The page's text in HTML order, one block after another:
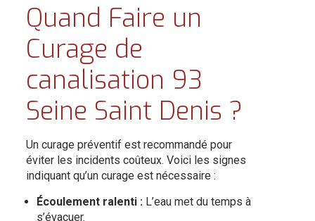
Quand Faire un
Curage de
canalisation 93
Seine Saint Denis ?
Un curage préventif est recommandé pour
éviter les incidents coûteux. Voici les signes
indiquant qu’un curage est nécessaire :
Écoulement ralenti :L’eau met du temps à
s’évacuer.